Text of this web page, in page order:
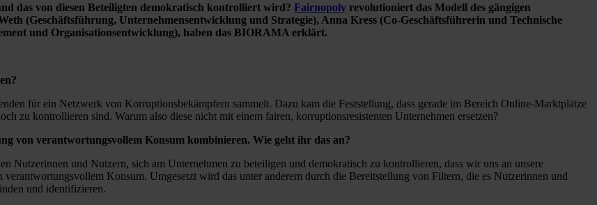
das von diesen Beteiligten demokratisch kontrolliert wird? Fairnopoly revolutioniert das Modell des gängigen
(Geschäftsführung, Unternehmensentwicklung und Strategie), Anna Kress (Co-Geschäftsführerin und Technische
und Organisationsentwicklung), haben das BIORAMA erklärt.
für ein Netzwerk von Korruptionsbekämpfern sammelt. Dazu kam die Feststellung, dass gerade im Bereich Online-Marktplätze
zu kontrollieren sind. Warum also diese nicht mit einem fairen, korruptionsresistenten Unternehmen ersetzen?
von verantwortungsvollem Konsum kombinieren. Wie geht ihr das an?
Nutzerinnen und Nutzern, sich am Unternehmen zu beteiligen und demokratisch zu kontrollieren, dass wir uns an unsere
Konsum. Umgesetzt wird das unter anderem durch die Bereitstellung von Filtern, die es Nutzerinnen und
und identifizieren.